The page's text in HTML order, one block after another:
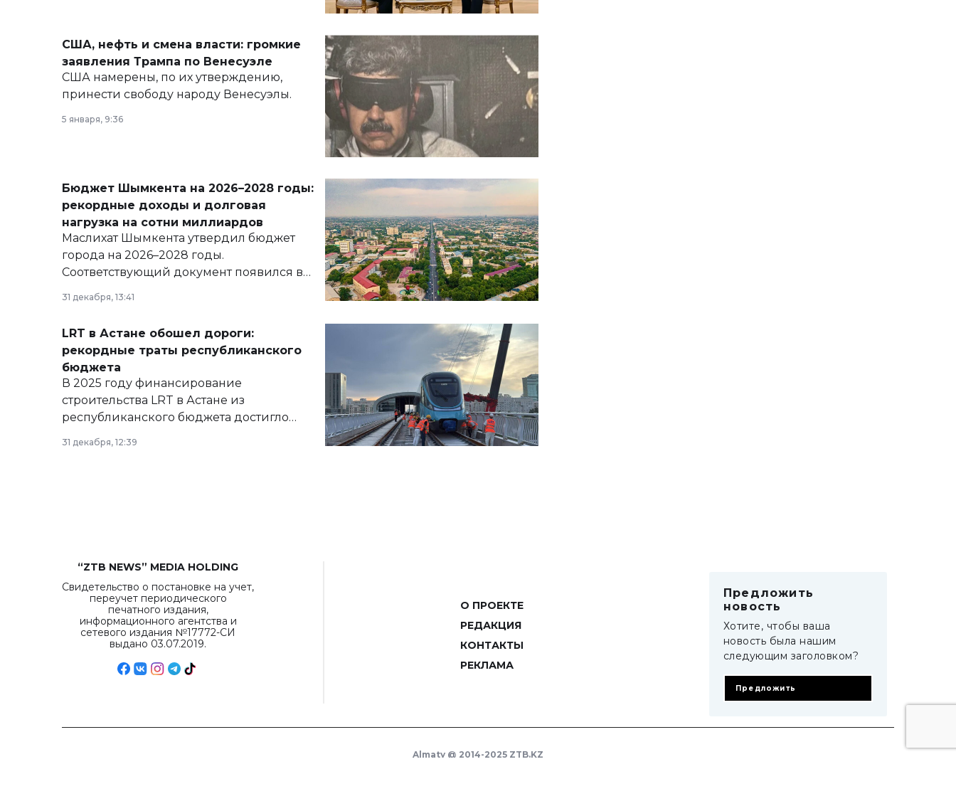
США, нефть и смена власти: громкие
заявления Трампа по Венесуэле
США намерены, по их утверждению,
принести свободу народу Венесуэлы.
5 января, 9:36
Бюджет Шымкента на 2026–2028 годы:
рекордные доходы и долговая
нагрузка на сотни миллиардов
Маслихат Шымкента утвердил бюджет
города на 2026–2028 годы.
Соответствующий документ появился в
базе нормативных правовых актов и на
сайте маслихат города.
31 декабря, 13:41
LRT в Астане обошел дороги:
рекордные траты республиканского
бюджета
В 2025 году финансирование
строительства LRT в Астане из
республиканского бюджета достигло
рекордных объемов.
31 декабря, 12:39
“ZTB NEWS” MEDIA HOLDING
Свидетельство о постановке на учет,
переучет периодического
печатного издания,
информационного агентства и
сетевого издания №17772-СИ
выдано 03.07.2019.
О ПРОЕКТЕ
РЕДАКЦИЯ
КОНТАКТЫ
РЕКЛАМА
Предложить
новость
Хотите, чтобы ваша
новость была нашим
следующим заголовком?
Предложить
Almaty @ 2014-2025 ZTB.KZ